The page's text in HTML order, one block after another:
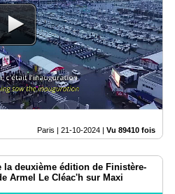
Paris | 21-10-2024 | Vu 89410 fois
la deuxième édition de Finistère-
Armel Le Cléac'h sur Maxi